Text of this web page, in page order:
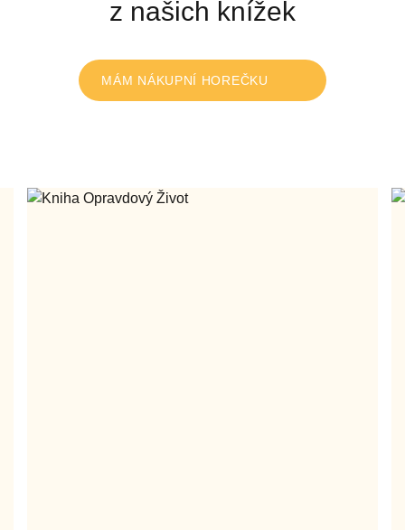
z našich knížek
MÁM NÁKUPNÍ HOREČKU